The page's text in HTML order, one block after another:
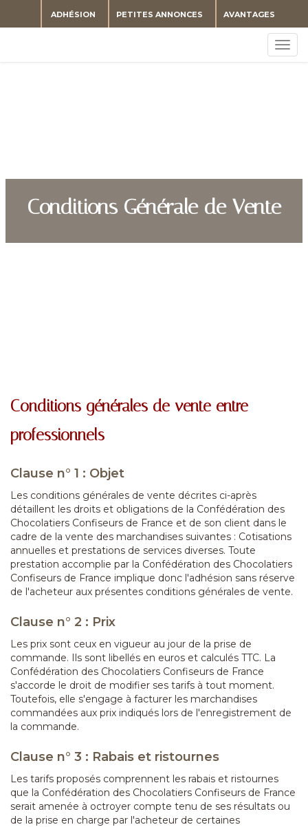
AVANTAGES
PETITES ANNONCES
ADHÉSION
Conditions Générale de Vente
Conditions générales de vente entre
professionnels
Clause n° 1 : Objet
Les conditions générales de vente décrites ci-après
détaillent les droits et obligations de la Confédération des
Chocolatiers Confiseurs de France et de son client dans le
cadre de la vente des marchandises suivantes : Cotisations
annuelles et prestations de services diverses. Toute
prestation accomplie par la Confédération des Chocolatiers
Confiseurs de France implique donc l'adhésion sans réserve
de l'acheteur aux présentes conditions générales de vente.
Clause n° 2 : Prix
Les prix sont ceux en vigueur au jour de la prise de
commande. Ils sont libellés en euros et calculés TTC. La
Confédération des Chocolatiers Confiseurs de France
s'accorde le droit de modifier ses tarifs à tout moment.
Toutefois, elle s'engage à facturer les marchandises
commandées aux prix indiqués lors de l'enregistrement de
la commande.
Clause n° 3 : Rabais et ristournes
Les tarifs proposés comprennent les rabais et ristournes
que la Confédération des Chocolatiers Confiseurs de France
serait amenée à octroyer compte tenu de ses résultats ou
de la prise en charge par l'acheteur de certaines